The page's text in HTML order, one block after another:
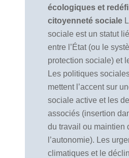
écologiques et
citoyenneté sociale
sociale est un statut
entre l’État (ou le
protection sociale) et
Les politiques
mettent l’accent sur
sociale active et les
associés (insertion
du travail ou maintien
l’autonomie). Les
climatiques et le